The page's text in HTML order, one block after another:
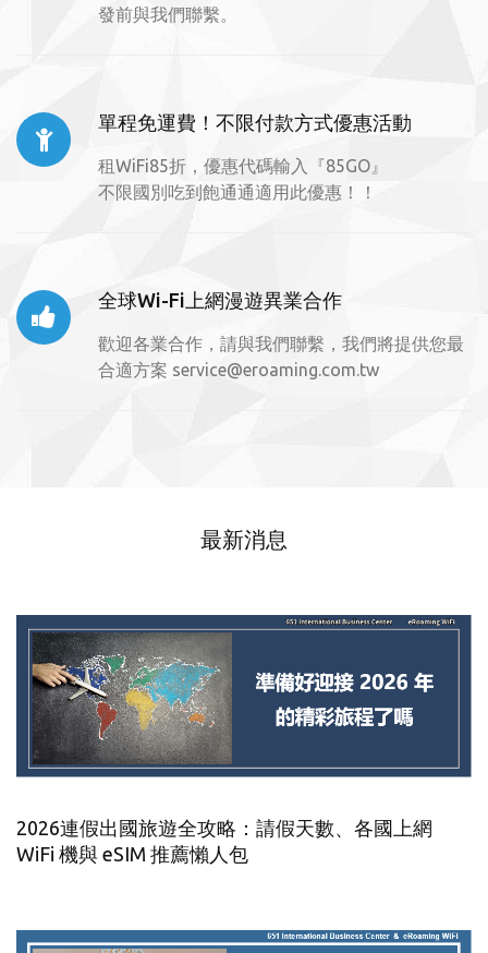
發前與我們聯繫。
單程免運費！不限付款方式優惠活動
租WiFi85折，優惠代碼輸入『85GO』
不限國別吃到飽通通適用此優惠！！
全球Wi-Fi上網漫遊異業合作
歡迎各業合作，請與我們聯繫，我們將提供您最
合適方案 service@eroaming.com.tw
最新消息
2026連假出國旅遊全攻略：請假天數、各國上網
WiFi 機與 eSIM 推薦懶人包